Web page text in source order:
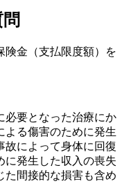
険金（支払限度額）を
必要となった治療にか
よる傷害のために発生
故によって身体に回復
に発生した収入の喪失
た間接的な損害も含め